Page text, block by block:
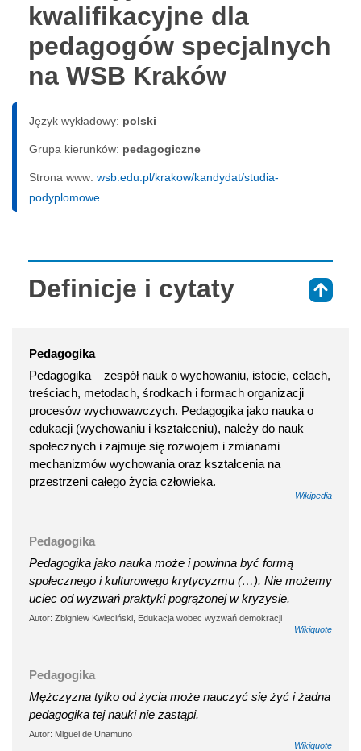
kwalifikacyjne dla
pedagogów specjalnych
na WSB Kraków
Język wykładowy: polski
Grupa kierunków: pedagogiczne
Strona www: wsb.edu.pl/krakow/kandydat/studia-
podyplomowe
Definicje i cytaty
Pedagogika
Pedagogika – zespół nauk o wychowaniu, istocie, celach,
treściach, metodach, środkach i formach organizacji
procesów wychowawczych. Pedagogika jako nauka o
edukacji (wychowaniu i kształceniu), należy do nauk
społecznych i zajmuje się rozwojem i zmianami
mechanizmów wychowania oraz kształcenia na
przestrzeni całego życia człowieka.
Wikipedia
Pedagogika
Pedagogika jako nauka może i powinna być formą
społecznego i kulturowego krytycyzmu (…). Nie możemy
uciec od wyzwań praktyki pogrążonej w kryzysie.
Autor: Zbigniew Kwieciński, Edukacja wobec wyzwań demokracji
Wikiquote
Pedagogika
Mężczyzna tylko od życia może nauczyć się żyć i żadna
pedagogika tej nauki nie zastąpi.
Autor: Miguel de Unamuno
Wikiquote